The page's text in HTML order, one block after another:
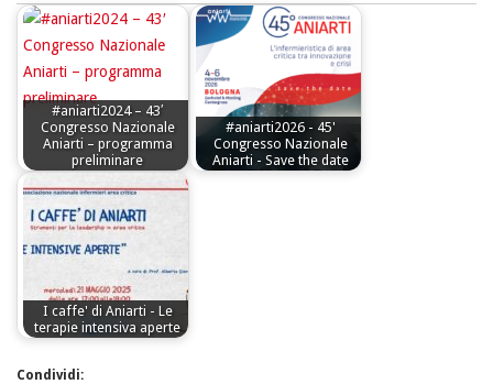
#aniarti2024 – 43′
Congresso Nazionale
Aniarti – programma
preliminare
#aniarti2026 - 45'
Congresso Nazionale
Aniarti - Save the date
I caffe' di Aniarti - Le
terapie intensiva aperte
Condividi: